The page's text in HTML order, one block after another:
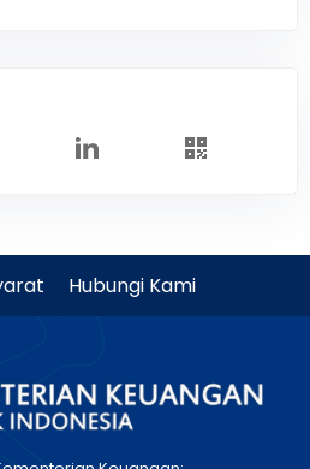
Hubungi Kami